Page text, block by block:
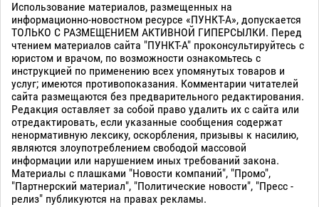
Использование материалов, размещенных на
информационно-новостном ресурсе «ПУНКТ-А», допускается
ТОЛЬКО С РАЗМЕЩЕНИЕМ АКТИВНОЙ ГИПЕРСЫЛКИ. Перед
чтением материалов сайта "ПУНКТ-А" проконсультируйтесь с
юристом и врачом, по возможности ознакомьтесь с
инструкцией по применению всех упомянутых товаров и
услуг; имеются противопоказания. Комментарии читателей
сайта размещаются без предварительного редактирования.
Редакция оставляет за собой право удалить их с сайта или
отредактировать, если указанные сообщения содержат
ненормативную лексику, оскорбления, призывы к насилию,
являются злоупотреблением свободой массовой
информации или нарушением иных требований закона.
Материалы с плашками "Новости компаний", "Промо",
"Партнерский материал", "Политические новости", "Пресс -
релиз" публикуются на правах рекламы.